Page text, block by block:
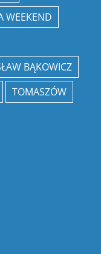
WEEKEND
BĄKOWICZ
TOMASZÓW